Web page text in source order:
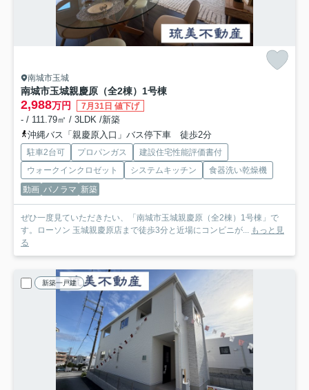
南城市玉城
南城市玉城親慶原（全2棟）1号棟
2,988万円 7月31日 値下げ
- / 111.79㎡ / 3LDK /新築
沖縄バス「親慶原入口」バス停下車 徒歩2分
駐車2台可 プロパンガス
建設住宅性能評価書付
ウォークインクロゼット
システムキッチン
食器洗い乾燥機
動画 パノラマ 新築
ぜひ一度見ていただきたい、「南城市玉城親慶原（全2棟）1号棟」で
す。ローソン 玉城親慶原店まで徒歩3分と近場にコンビニが... もっと見
る
新築一戸建